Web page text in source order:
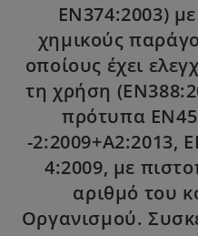
ΕΝ374:2003)
χημικούς
οποίους έχει
τη χρήση
πρότυπα
-2:2009+A2:2013,
4:2009, με
αριθμό του
Οργανισμού.